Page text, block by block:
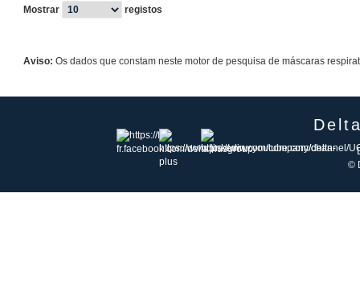
Mostrar
registos
Aviso: Os dados que constam neste motor de pesquisa de máscaras
©